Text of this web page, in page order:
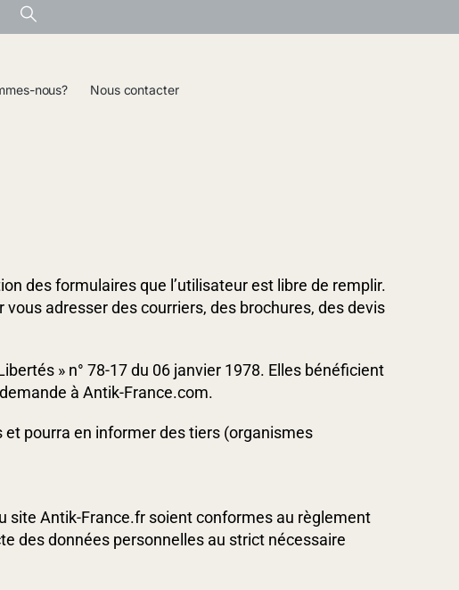
nous? Nous contacter
des formulaires que l’utilisateur est libre de remplir.
adresser des courriers, des brochures, des devis
» n° 78-17 du 06 janvier 1978. Elles bénéficient
à Antik-France.com.
pourra en informer des tiers (organismes
site Antik-France.fr soient conformes au règlement
des données personnelles au strict nécessaire